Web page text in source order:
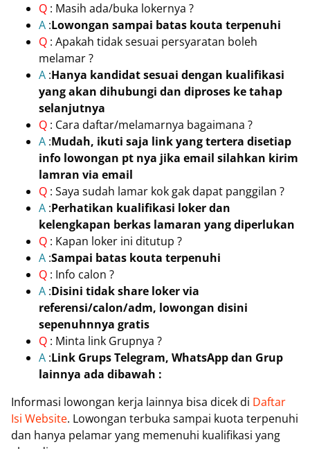
Q : Masih ada/buka lokernya ?
A :Lowongan sampai batas kouta terpenuhi
Q : Apakah tidak sesuai persyaratan boleh
melamar ?
A :Hanya kandidat sesuai dengan kualifikasi
yang akan dihubungi dan diproses ke tahap
selanjutnya
Q : Cara daftar/melamarnya bagaimana ?
A :Mudah, ikuti saja link yang tertera disetiap
info lowongan pt nya jika email silahkan kirim
lamran via email
Q : Saya sudah lamar kok gak dapat panggilan ?
A :Perhatikan kualifikasi loker dan
kelengkapan berkas lamaran yang diperlukan
Q : Kapan loker ini ditutup ?
A :Sampai batas kouta terpenuhi
Q : Info calon ?
A :Disini tidak share loker via
referensi/calon/adm, lowongan disini
sepenuhnnya gratis
Q : Minta link Grupnya ?
A :Link Grups Telegram, WhatsApp dan Grup
lainnya ada dibawah :
Informasi lowongan kerja lainnya bisa dicek di Daftar
Isi Website. Lowongan terbuka sampai kuota terpenuhi
dan hanya pelamar yang memenuhi kualifikasi yang